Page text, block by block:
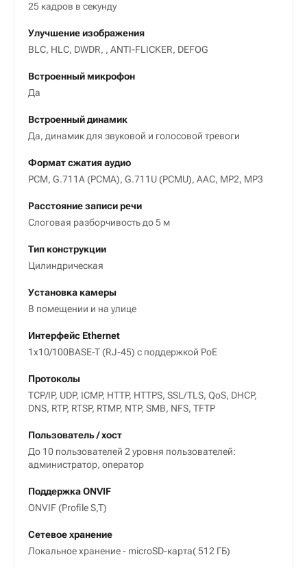
25 кадров в секунду
Улучшение изображения
BLC, HLC, DWDR, , ANTI-FLICKER, DEFOG
Встроенный микрофон
Да
Встроенный динамик
Да, динамик для звуковой и голосовой тревоги
Формат сжатия аудио
PCM, G.711A (PCMA), G.711U (PCMU), AAC, MP2, MP3
Расстояние записи речи
Слоговая разборчивость до 5 м
Тип конструкции
Цилиндрическая
Установка камеры
В помещении и на улице
Интерфейс Ethernet
1х10/100BASE-T (RJ-45) с поддержкой PoE
Протоколы
TCP/IP, UDP, ICMP, HTTP, HTTPS, SSL/TLS, QoS, DHCP,
DNS, RTP, RTSP, RTMP, NTP, SMB, NFS, TFTP
Пользователь / хост
До 10 пользователей 2 уровня пользователей:
администратор, оператор
Поддержка ONVIF
ONVIF (Profile S,T)
Сетевое хранение
Локальное хранение - microSD-карта( 512 ГБ)